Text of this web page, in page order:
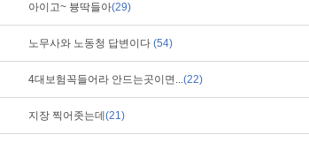
아이고~ 븅딱들아(29)
노무사와 노동청 답변이다 (54)
4대보험꼭들어라 안드는곳이면...(22)
지장 찍어좃는데 (21)